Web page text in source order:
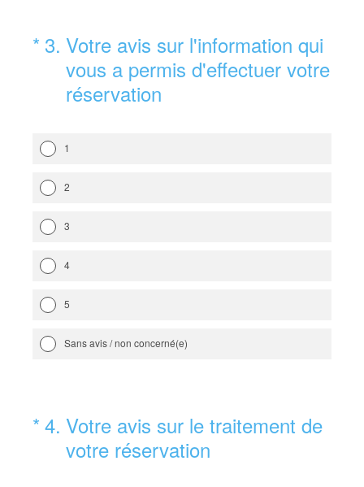
* 3. Votre avis sur l'information qui
vous a permis d'effectuer votre
réservation
(Obligatoire)
1
2
3
4
5
Sans avis / non concerné(e)
* 4. Votre avis sur le traitement de
votre réservation
(Obligatoire)